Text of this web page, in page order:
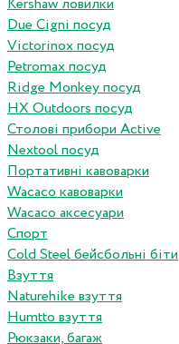
Kershaw ловилки
Due Cigni посуд
Victorinox посуд
Petromax посуд
Ridge Monkey посуд
HX Outdoors посуд
Столові прибори Active
Nextool посуд
Портативні кавоварки
Wacaco кавоварки
Wacaco аксесуари
Спорт
Cold Steel бейсбольні біти
Взуття
Naturehike взуття
Humtto взуття
Рюкзаки, багаж